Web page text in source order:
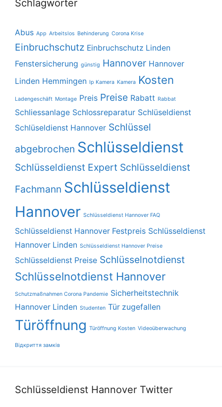
Schlagwörter
Abus App Arbeitslos Behinderung Corona Krise
Einbruchschutz Einbruchschutz Linden
Fenstersicherung günstig Hannover Hannover
Linden Hemmingen Ip Kamera Kamera Kosten
Ladengeschäft Montage Preis Preise Rabatt Rabbat
Schliessanlage Schlossreparatur Schlüseldienst
Schlüseldienst Hannover Schlüssel
abgebrochen Schlüsseldienst
Schlüsseldienst Expert Schlüsseldienst
Fachmann Schlüsseldienst
Hannover Schlüsseldienst Hannover FAQ
Schlüsseldienst Hannover Festpreis Schlüsseldienst
Hannover Linden Schlüsseldienst Hannover Preise
Schlüsseldienst Preise Schlüsselnotdienst
Schlüsselnotdienst Hannover
Schutzmaßnahmen Corona Pandemie Sicherheitstechnik
Hannover Linden Studenten Tür zugefallen
Türöffnung Türöffnung Kosten Videoüberwachung
Відкриття замків
Schlüsseldienst Hannover Twitter